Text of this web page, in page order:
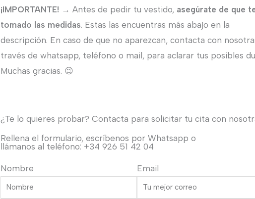
color
arena
cantidad
¡IMPORTANTE! → Antes de pedir tu vestido, asegúrate de que
tomado las medidas. Estas las encuentras más abajo en la
descripción. En caso de que no aparezcan, contacta con
través de whatsapp, teléfono o mail, para aclarar tus posibles
Muchas gracias. 😉
¿Te lo quieres probar? Contacta para solicitar tu cita con
Rellena el formulario, escríbenos por Whatsapp o
llámanos al teléfono: +34 926 51 42 04
Nombre Email